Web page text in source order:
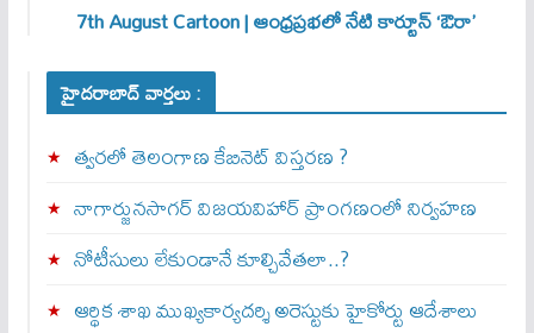
7th August Cartoon | ఆంధ్రప్రభలో నేటి కార్టూన్ ‘ఔరా’
హైదరాబాద్ వార్తలు :
త్వ‌ర‌లో తెలంగాణ కేబినెట్ విస్తరణ ?
నాగార్జునసాగర్ విజయవిహార్ ప్రాంగణంలో నిర్వహణ
నోటీసులు లేకుండానే కూల్చివేతలా..?
ఆర్థిక శాఖ ముఖ్యకార్యదర్శి అరెస్టుకు హైకోర్టు ఆదేశాలు